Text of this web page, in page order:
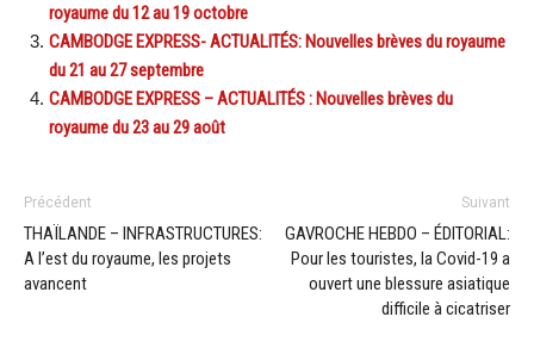
royaume du 12 au 19 octobre
CAMBODGE EXPRESS- ACTUALITÉS: Nouvelles brèves du royaume
du 21 au 27 septembre
CAMBODGE EXPRESS – ACTUALITÉS : Nouvelles brèves du
royaume du 23 au 29 août
Précédent
THAÏLANDE – INFRASTRUCTURES:
A l’est du royaume, les projets
avancent
Suivant
GAVROCHE HEBDO – ÉDITORIAL:
Pour les touristes, la Covid-19 a
ouvert une blessure asiatique
difficile à cicatriser